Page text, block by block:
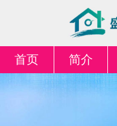
首页 简介